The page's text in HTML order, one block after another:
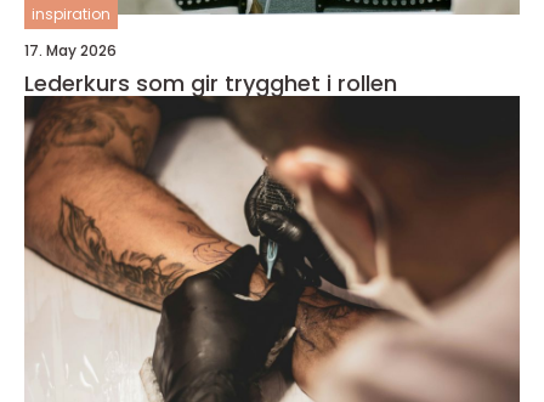
inspiration
17. May 2026
Lederkurs som gir trygghet i rollen